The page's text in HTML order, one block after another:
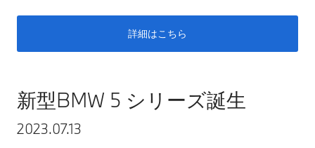
詳細はこちら
新型BMW 5 シリーズ誕生
2023.07.13